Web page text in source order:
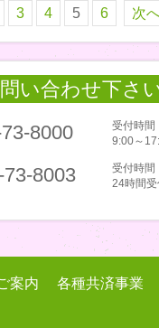
3 4 5 6 次
い合わせ下さ
8000
受付時間
9:00～
8003
受付時間
24時間受
案内 各種共済事業